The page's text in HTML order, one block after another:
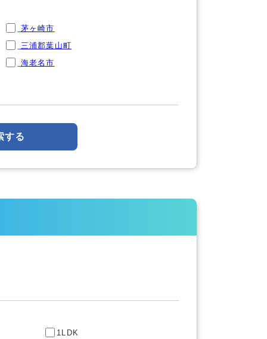
茅ヶ崎市
三浦郡葉山町
海老名市
する
1LDK